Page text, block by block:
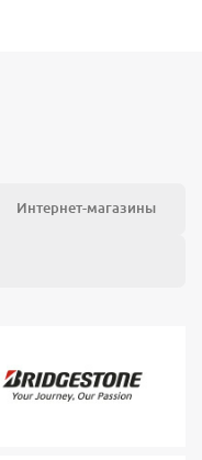
Интернет-магазины